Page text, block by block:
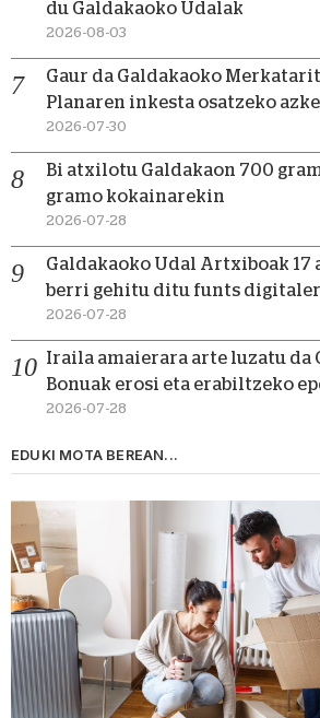
du Galdakaoko Udalak
2026-08-03
Gaur da Galdakaoko
Planaren inkesta osatzeko
2026-07-30
Bi atxilotu Galdakaon 700
gramo kokainarekin
2026-07-28
Galdakaoko Udal Artxiboak
berri gehitu ditu funts
2026-07-28
Iraila amaierara arte luzatu da
Bonuak erosi eta erabiltzeko
2026-07-28
EDUKI MOTA BEREAN...